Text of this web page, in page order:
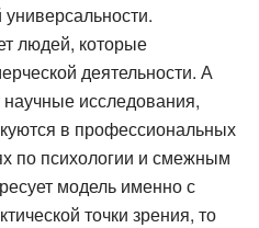
универсальности.
людей, которые
деятельности. А
исследования,
в профессиональных
по психологии и смежным
модель именно с
точки зрения, то